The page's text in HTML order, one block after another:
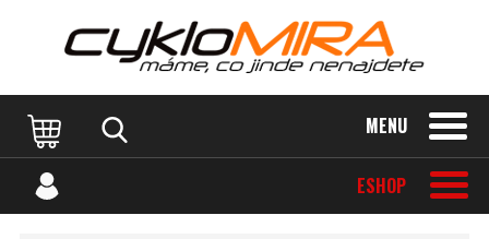
MENU
ESHOP